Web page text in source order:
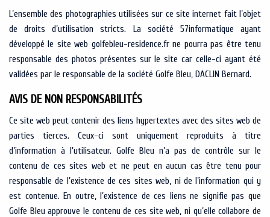
L’ensemble des photographies utilisées sur ce site internet fait l’objet
de droits d’utilisation stricts. La société 57informatique ayant
développé le site web golfebleu-residence.fr ne pourra pas être tenu
responsable des photos présentes sur le site car celle-ci ayant été
validées par le responsable de la société Golfe Bleu, DACLIN Bernard.
AVIS DE NON RESPONSABILITÉS
Ce site web peut contenir des liens hypertextes avec des sites web de
parties tierces. Ceux-ci sont uniquement reproduits à titre
d’information à l’utilisateur. Golfe Bleu n’a pas de contrôle sur le
contenu de ces sites web et ne peut en aucun cas être tenu pour
responsable de l’existence de ces sites web, ni de l’information qui y
est contenue. En outre, l’existence de ces liens ne signifie pas que
Golfe Bleu approuve le contenu de ces site web, ni qu’elle collabore de